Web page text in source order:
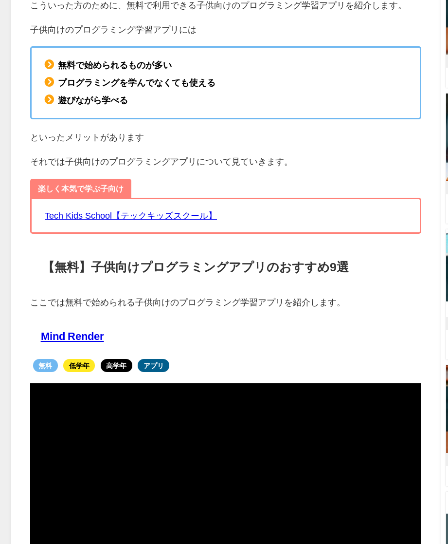
こういった方のために、無料で利用できる子供向けのプログラミング学習アプリを紹介します。
子供向けのプログラミング学習アプリには
無料で始められるものが多い
プログラミングを学んでなくても使える
遊びながら学べる
といったメリットがあります
それでは子供向けのプログラミングアプリについて見ていきます。
楽しく本気で学ぶ子向け
Tech Kids School【テックキッズスクール】
【無料】子供向けプログラミングアプリのおすすめ9選
ここでは無料で始められる子供向けのプログラミング学習アプリを紹介します。
Mind Render
無料 低学年 高学年 アプリ